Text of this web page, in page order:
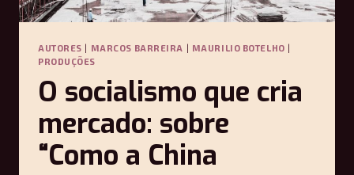
AUTORES | MARCOS BARREIRA | MAURILIO BOTELHO |
PRODUÇÕES
O socialismo que cria
mercado: sobre
“Como a China